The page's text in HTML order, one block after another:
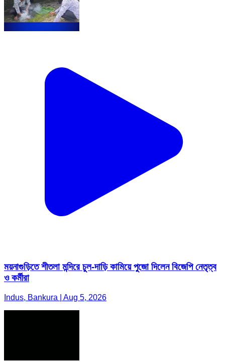
ময়নাগুড়িতে শীতলা মন্দিরে চুল-দাড়ি কামিয়ে পুজো দিলেন বিজেপি নেতৃত্ব
ও কর্মীরা
Indus, Bankura | Aug 5, 2026